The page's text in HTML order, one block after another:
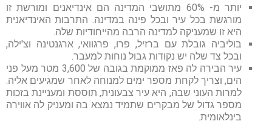
יותר מ- 60% מתושבי המדינה הם אינדיאנים ומורשת זו
מורגשת בכל עיר ובכל פינה במדינה. התרבות האינדיאנית
היא זו שמעניקה למדינה הרבה מהייחודיות שלה.
בוליביה גובלת עם ברזיל, פרו, פרגוואי, ארגנטינה וצ'ילה,
ובכל צד שלה יש נקודות גבול נוחות למעבר.
עיר הבירה לה פאז ממוקמת בגובה של 3,600 מטר מעל פני
הים, וצריך לקחת מספר ימים למנוחה לאחר שמגיעים אליה.
למרות העוני שבה, היא עיר צבעונית, תוססת ומעניינת בזכות
מספר גדול של מבקרים שתמיד נמצא בה ומעניק לה אווירה
בינלאומית.